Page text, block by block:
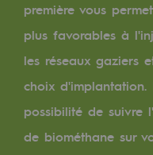
Les énergies
Les
Notre vision
Gaz
Gaz
première vous
plus favorables à
les réseaux gaziers
choix
possibilité de suivre
de biométhane sur